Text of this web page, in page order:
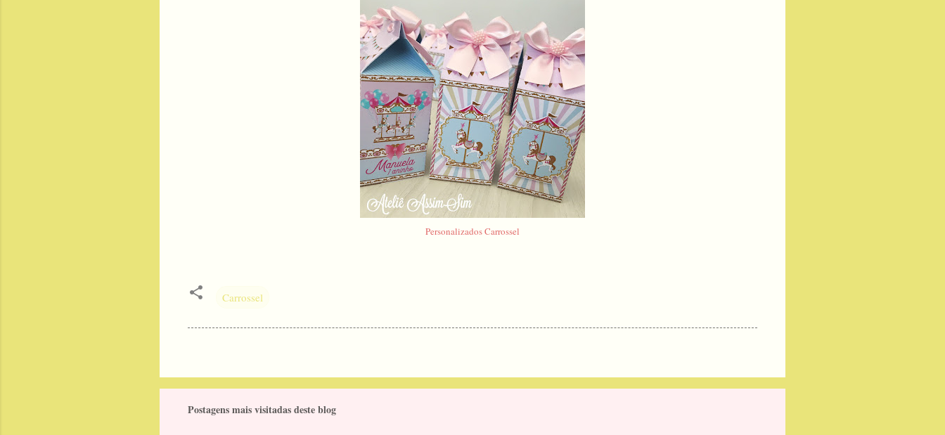
Personalizados Carrossel
Carrossel
Postagens mais visitadas deste blog